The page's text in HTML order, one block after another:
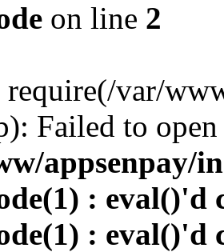
on line 2
require(/var/
Failed to
appsenpay/
: eval()'d
: eval()'d